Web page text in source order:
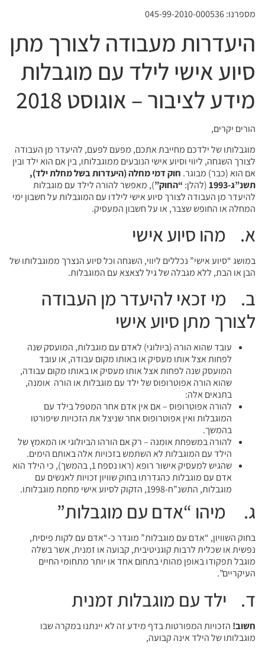
מספרנו: 045-99-2010-000536
היעדרות מעבודה לצורך מתן
סיוע אישי לילד עם מוגבלות
מידע לציבור – אוגוסט 2018
הורים יקרים,
מוגבלותו של ילדכם מחייבת אתכם, מפעם לפעם, להיעדר מן העבודה
לצורך השגחה, ליווי וסיוע אישי הנובעים ממוגבלותו, בין אם הוא ילד ובין
אם הוא (כבר) מבוגר. חוק דמי מחלה (היעדרות בשל מחלת ילד),
תשנ”ג-1993
(להלן: “החוק”), מאפשר להורה לילד עם מוגבלות
להיעדר מן העבודה לצורך סיוע אישי לילדו עם המוגבלות על חשבון ימי
המחלה או החופש שצבר, או על חשבון המעסיק.
א. מהו סיוע אישי
במושג “סיוע אישי” נכללים ליווי, השגחה וכל סיוע הנצרך ממוגבלותו של
הבן או הבת, ללא מגבלה של גיל לצאצא עם המוגבלות.
ב. מי זכאי להיעדר מן העבודה
לצורך מתן סיוע אישי
עובד שהוא הורה (ביולוגי) לאדם עם מוגבלות, המועסק שנה
לפחות אצל אותו מעסיק או באותו מקום עבודה, או עובד
המועסק שנה לפחות אצל אותו מעסיק או באותו מקום עבודה,
שהוא הורה אפוטרופוס של ילד עם מוגבלות או הורה אומנה,
בתנאים אלה:
להורה אפוטרופוס – אם אין אדם אחר המטפל בילד עם
המוגבלות ואין אפוטרופוס אחר שניצל את הזכויות שיפורטו
בהמשך.
להורה במשפחת אומנה – רק אם הורהו הביולוגי או המאמץ של
הילד עם המוגבלות לא השתמש בזכויות אלה באותם הימים.
שהגיש למעסיק אישור רופא (ראו נספח 1, בהמשך), כי הילד הוא
אדם עם מוגבלות כהגדרתו בחוק שוויון זכויות לאנשים עם
מוגבלות, התשנ”ח-1998, הזקוק לסיוע אישי מחמת מוגבלותו.
ג. מיהו “אדם עם מוגבלות”
בחוק השוויון, “אדם עם מוגבלות” מוגדר כ-“אדם עם לקות פיסית,
נפשית או שכלית לרבות קוגניטיבית, קבועה או זמנית, אשר בשלה
מוגבל תפקודו באופן מהותי בתחום אחד או יותר מתחומי החיים
העיקריים”.
ד. ילד עם מוגבלות זמנית
חשוב! הזכויות המפורטות בדף מידע זה לא יינתנו במקרה שבו
מוגבלותו של הילד אינה קבועה,